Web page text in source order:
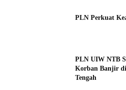
PLN Perkuat
PLN UIW NTB
Korban Banjir
Tengah